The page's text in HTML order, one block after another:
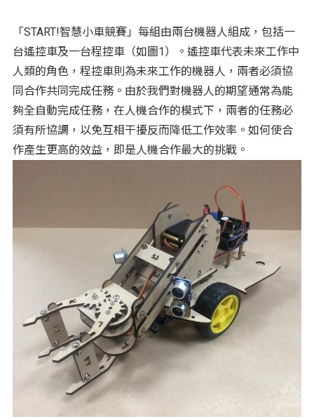
「START!智慧小車競賽」每組由兩台機器人組成，包括一
台遙控車及一台程控車（如圖1）。遙控車代表未來工作中
人類的角色，程控車則為未來工作的機器人，兩者必須協
同合作共同完成任務。由於我們對機器人的期望通常為能
夠全自動完成任務，在人機合作的模式下，兩者的任務必
須有所協調，以免互相干擾反而降低工作效率。如何使合
作產生更高的效益，即是人機合作最大的挑戰。